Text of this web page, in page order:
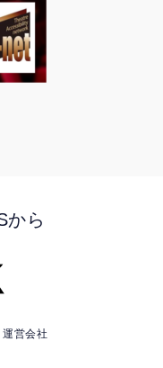
から
運営会社